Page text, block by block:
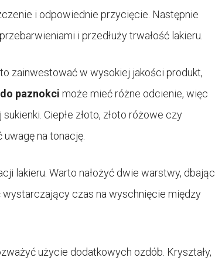
i odpowiednie przycięcie. Następnie
i przedłuży trwałość lakieru.
zainwestować w wysokiej jakości produkt,
paznokci może mieć różne odcienie, więc
Ciepłe złoto, złoto różowe czy
na tonację.
lakieru. Warto nałożyć dwie warstwy, dbając
czas na wyschnięcie między
użycie dodatkowych ozdób. Kryształy,